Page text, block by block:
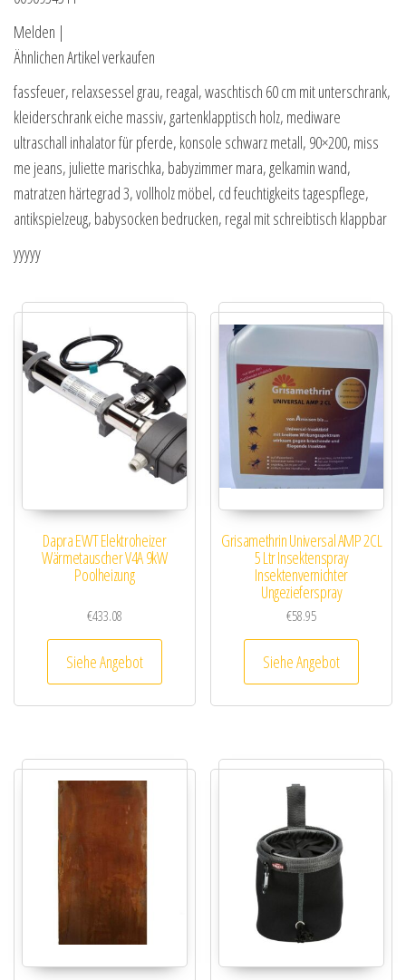
Melden |
Ähnlichen Artikel verkaufen
fassfeuer, relaxsessel grau, reagal, waschtisch 60 cm mit unterschrank,
kleiderschrank eiche massiv, gartenklapptisch holz, mediware
ultraschall inhalator für pferde, konsole schwarz metall, 90×200, miss
me jeans, juliette marischka, babyzimmer mara, gelkamin wand,
matratzen härtegrad 3, vollholz möbel, cd feuchtigkeits tagespflege,
antikspielzeug, babysocken bedrucken, regal mit schreibtisch klappbar
yyyyy
Dapra EWT Elektroheizer
Wärmetauscher V4A 9kW
Poolheizung
€433.08
Siehe Angebot
Grisamethrin Universal AMP 2CL
5 Ltr Insektenspray
Insektenvernichter
Ungezieferspray
€58.95
Siehe Angebot